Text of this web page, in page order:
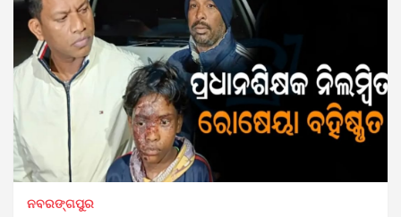
ନବରଙ୍ଗପୁର